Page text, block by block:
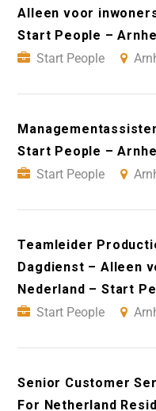
Alleen voor
Start People –
Start People
Start People –
Start People
Teamleider
Dagdienst – Alleen
Nederland – Start
Start People
Senior Customer
For Netherland